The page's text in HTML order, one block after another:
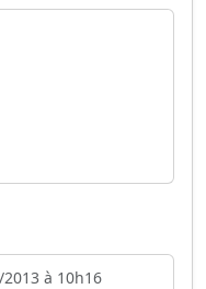
à 10h16